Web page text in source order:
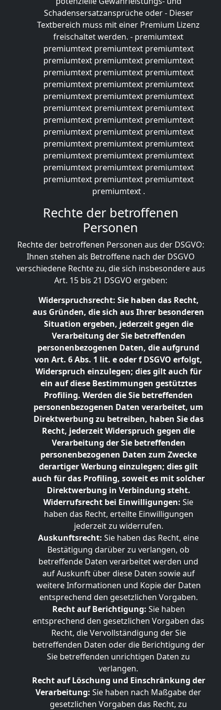
Schadensersatzansprüche oder- Dieser
Textbereich muss mit einer Premium Lizenz
freischaltet werden. - premiumtext
premiumtext premiumtext premiumtext
premiumtext premiumtext premiumtext
premiumtext premiumtext premiumtext
premiumtext premiumtext premiumtext
premiumtext premiumtext premiumtext
premiumtext premiumtext premiumtext
premiumtext premiumtext premiumtext
premiumtext premiumtext premiumtext
premiumtext premiumtext premiumtext
premiumtext premiumtext premiumtext
premiumtext premiumtext premiumtext
premiumtext premiumtext premiumtext
premiumtext .
Rechte der betroffenen
Personen
Rechte der betroffenen Personen aus der DSGVO:
Ihnen stehen als Betroffene nach der DSGVO
verschiedene Rechte zu, die sich insbesondere aus
Art. 15 bis 21 DSGVO ergeben:
Widerspruchsrecht: Sie haben das Recht,
aus Gründen, die sich aus Ihrer besonderen
Situation ergeben, jederzeit gegen die
Verarbeitung der Sie betreffenden
personenbezogenen Daten, die aufgrund
von Art. 6 Abs. 1 lit. e oder f DSGVO erfolgt,
Widerspruch einzulegen; dies gilt auch für
ein auf diese Bestimmungen gestütztes
Profiling. Werden die Sie betreffenden
personenbezogenen Daten verarbeitet, um
Direktwerbung zu betreiben, haben Sie das
Recht, jederzeit Widerspruch gegen die
Verarbeitung der Sie betreffenden
personenbezogenen Daten zum Zwecke
derartiger Werbung einzulegen; dies gilt
auch für das Profiling, soweit es mit solcher
Direktwerbung in Verbindung steht.
Widerrufsrecht bei Einwilligungen: Sie
haben das Recht, erteilte Einwilligungen
jederzeit zu widerrufen.
Auskunftsrecht: Sie haben das Recht, eine
Bestätigung darüber zu verlangen, ob
betreffende Daten verarbeitet werden und
auf Auskunft über diese Daten sowie auf
weitere Informationen und Kopie der Daten
entsprechend den gesetzlichen Vorgaben.
Recht auf Berichtigung: Sie haben
entsprechend den gesetzlichen Vorgaben das
Recht, die Vervollständigung der Sie
betreffenden Daten oder die Berichtigung der
Sie betreffenden unrichtigen Daten zu
verlangen.
Recht auf Löschung und Einschränkung der
Verarbeitung: Sie haben nach Maßgabe der
gesetzlichen Vorgaben das Recht, zu